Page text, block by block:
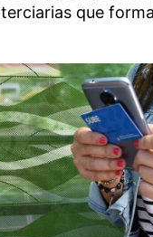
terciarias que